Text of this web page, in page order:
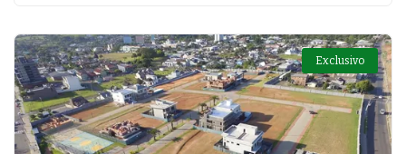
Exclusivo